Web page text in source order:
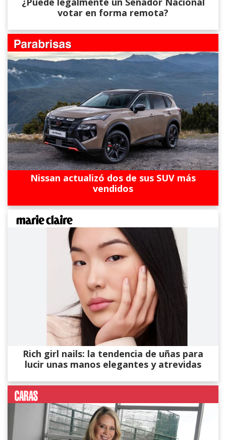
votar en forma remota?
Nissan actualizó dos de sus SUV más
vendidos
Rich girl nails: la tendencia de uñas para
lucir unas manos elegantes y atrevidas